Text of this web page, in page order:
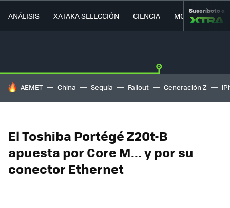
ANÁLISIS XATAKA SELECCIÓN CIENCIA MOVILIDAD
Suscríbete a
HOY SE HABLA DE
AEMET China Sequía Fallout Generación Z
El Toshiba Portégé Z20t-B
apuesta por Core M... y por su
conector Ethernet